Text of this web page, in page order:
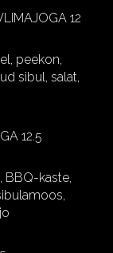
12
peekon,
sibul, salat,
12.5
BBQ-kaste,